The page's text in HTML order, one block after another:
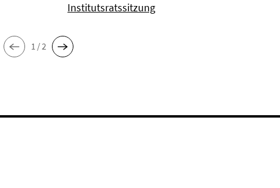
Institutsratssitzung
1 / 2